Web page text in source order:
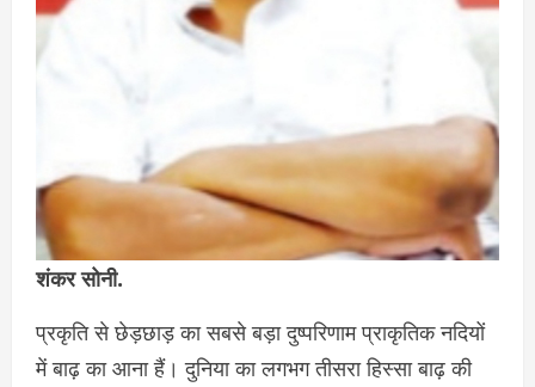
शंकर सोनी.
प्रकृति से छेड़छाड़ का सबसे बड़ा दुष्परिणाम प्राकृतिक नदियों
में बाढ़ का आना हैं। दुनिया का लगभग तीसरा हिस्सा बाढ़ की